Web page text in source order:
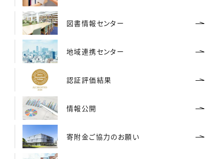
図書情報センター
地域連携センター
認証評価結果
情報公開
寄附金ご協力のお願い